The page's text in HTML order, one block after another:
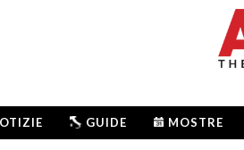
GUIDE MOSTRE